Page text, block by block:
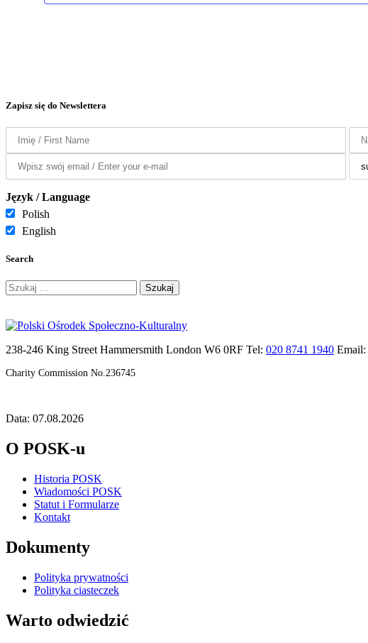
Zapisz się do Newslettera
Język / Language
Polish
English
Search
Szukaj:
238-246 King Street Hammersmith London W6 0RF Tel: 020 8741 1940 Email:
Charity Commission No.236745
Data: 07.08.2026
O POSK-u
Historia POSK
Wiadomości POSK
Statut i Formularze
Kontakt
Dokumenty
Polityka prywatności
Polityka ciasteczek
Warto odwiedzić